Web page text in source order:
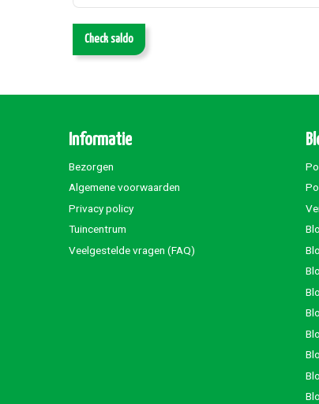
Check saldo
Informatie
Bezorgen
Algemene voorwaarden
Privacy policy
Tuincentrum
Veelgestelde vragen (FAQ)